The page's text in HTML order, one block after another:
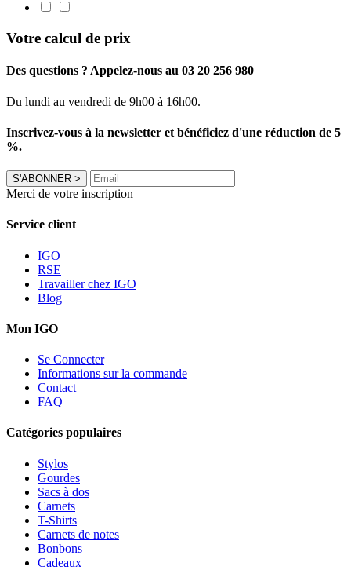
Votre calcul de prix
Des questions ? Appelez-nous au 03 20 256 980
Du lundi au vendredi de 9h00 à 16h00.
Inscrivez-vous à la newsletter et bénéficiez d'une réduction de 5
%.
S'ABONNER >
Merci de votre inscription
Service client
IGO
RSE
Travailler chez IGO
Blog
Mon IGO
Se Connecter
Informations sur la commande
Contact
FAQ
Catégories populaires
Stylos
Gourdes
Sacs à dos
Carnets
T-Shirts
Carnets de notes
Bonbons
Cadeaux